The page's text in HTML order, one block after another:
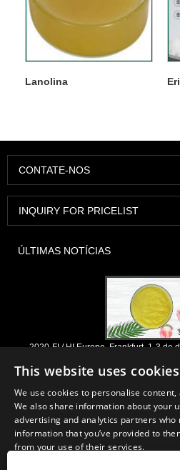
Lanolina
CONTATE-NOS
INQUIRY FOR PRICELIST
ÚLTIMAS NOTÍCIAS
2020-FI / HI Europe, Frankfurt, 1-3 de
2021/03/30
Nós desenvolvemos, comercializamos e
produtos essenciais para nutracêuticos,
alimentos e bebidas funcionais a partir de
na China, Japão e Coréia, onde temos
estamos muito bem estabelecidos.
sourcing beneficiam nossos
This website uses cookies
We use cookies to personalise
We also share information about your
advertising and analytics partners
information that you’ve provided to
from your use of their services.